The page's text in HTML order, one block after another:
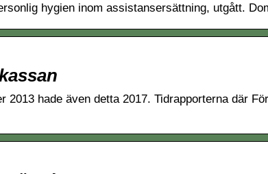
hygien inom assistansersättning, utgått.
hade även detta 2017. Tidrapporterna där